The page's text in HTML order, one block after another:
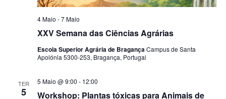
XXV Semana das Ciências Agrárias
4 Maio -7 Maio
Escola Superior Agrária de Bragança Campus de Santa
Apolónia 5300-253, Bragança, Portugal
TER
5
Workshop: Plantas tóxicas para Animais de
5 Maio @ 9:00 - 12:00